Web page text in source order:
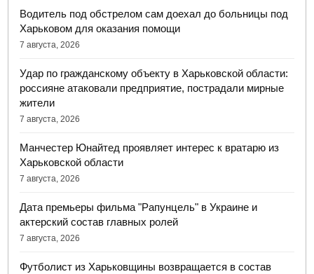
Водитель под обстрелом сам доехал до больницы под
Харьковом для оказания помощи
7 августа, 2026
Удар по гражданскому объекту в Харьковской области:
россияне атаковали предприятие, пострадали мирные
жители
7 августа, 2026
Манчестер Юнайтед проявляет интерес к вратарю из
Харьковской области
7 августа, 2026
Дата премьеры фильма "Рапунцель" в Украине и
актерский состав главных ролей
7 августа, 2026
Футболист из Харьковщины возвращается в состав